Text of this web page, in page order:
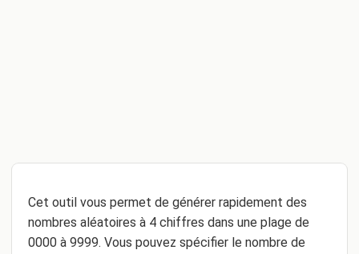
Cet outil vous permet de générer rapidement des
nombres aléatoires à 4 chiffres dans une plage de
0000 à 9999. Vous pouvez spécifier le nombre de